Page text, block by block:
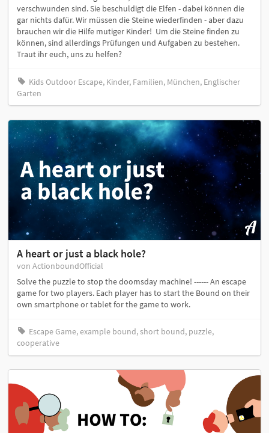
verschwunden sind. Sie beschuldigt die Elfen - dabei können die
gar nichts dafür. Wir müssen die Steine wiederfinden - aber dazu
brauchen wir die Hilfe mutiger Kinder! Um die Steine finden zu
können, sind allerdings Prüfungen und Aufgaben zu bestehen.
Traut ihr euch, uns zu helfen?
Kids Outdoor Escape, Kinder, Familien, München, Englischer
Garten
A heart or just a black hole?
von ActionboundOfficial
Solve the puzzle to stop the doomsday machine! ------ An escape
game for two players. Each player has to start the Bound on their
own smartphone or tablet for the game to work.
Escape Game, example bound, short bound, puzzle,
cooperative